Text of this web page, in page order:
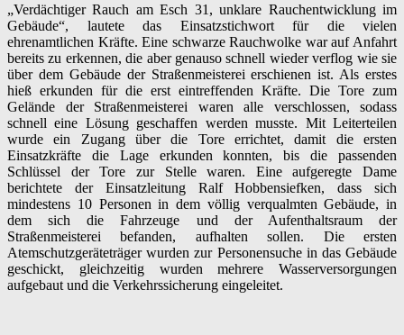
„Verdächtiger Rauch amEsch 31, unklare Rauchentwicklung im
Gebäude“, lautete das Einsatzstichwort für die vielen
ehrenamtlichen Kräfte. Eine schwarze Rauchwolke war auf Anfahrt
bereits zu erkennen, die aber genauso schnell wieder verflog wie sie
über dem Gebäude der Straßenmeisterei erschienen ist. Als erstes
hieß erkunden für die erst eintreffenden Kräfte. Die Tore zum
Gelände der Straßenmeisterei waren alle verschlossen, sodass
schnell eine Lösung geschaffen werden musste. Mit Leiterteilen
wurde ein Zugang über die Tore errichtet, damit die ersten
Einsatzkräfte die Lage erkunden konnten, bis die passenden
Schlüssel der Tore zur Stelle waren. Eine aufgeregte Dame
berichtete der Einsatzleitung Ralf Hobbensiefken, dass sich
mindestens 10 Personen in dem völlig verqualmten Gebäude, in
dem sich die Fahrzeuge und der Aufenthaltsraum der
Straßenmeisterei befanden, aufhalten sollen. Die ersten
Atemschutzgeräteträger wurden zur Personensuche in das Gebäude
geschickt, gleichzeitig wurden mehrere Wasserversorgungen
aufgebaut und die Verkehrssicherung eingeleitet.